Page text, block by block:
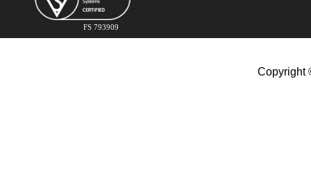
FS 793909
Copyright